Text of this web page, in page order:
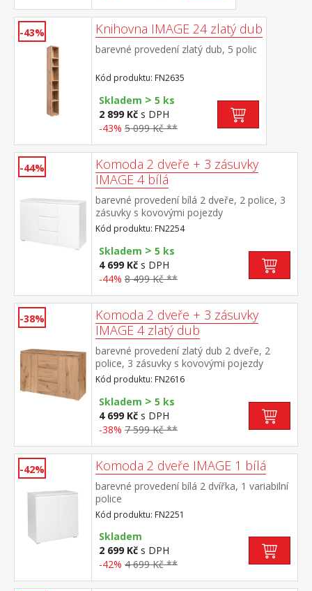
-43% Knihovna IMAGE 24 zlatý dub
barevné provedení zlatý dub, 5 polic
Kód produktu: FN2635
Skladem > 5 ks
2 899 Kč s DPH
-43% 5 099 Kč **
-44%
Komoda 2 dveře + 3 zásuvky
IMAGE 4 bílá
barevné provedení bílá 2 dveře, 2 police, 3
zásuvky s kovovými pojezdy
Kód produktu: FN2254
Skladem > 5 ks
4 699 Kč s DPH
-44% 8 499 Kč **
-38%
Komoda 2 dveře + 3 zásuvky
IMAGE 4 zlatý dub
barevné provedení zlatý dub 2 dveře, 2
police, 3 zásuvky s kovovými pojezdy
Kód produktu: FN2616
Skladem > 5 ks
4 699 Kč s DPH
-38% 7 599 Kč **
-42% Komoda 2 dveře IMAGE 1 bílá
barevné provedení bílá 2 dvířka, 1 variabilní
police
Kód produktu: FN2251
Skladem
2 699 Kč s DPH
-42% 4 699 Kč **